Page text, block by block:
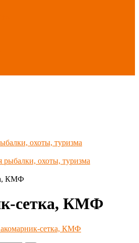
охоты, туризма
рыбалки, охоты, туризма
КМФ
сетка, КМФ